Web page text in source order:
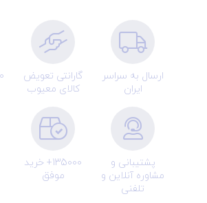
content as the classic
but organized by organ
of Human Anatomy: Classic
downloadable image bank for
of Human Anatomy: Classic
with Latin terminology
ارسال به سراسر
ایران
گارانتی تعویض
کالای معیوب
پشتیبانی و
مشاوره آنلاین و
تلفنی
135000+ خرید
موفق